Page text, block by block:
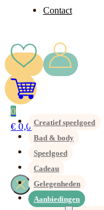
Contact
0
€ 0,00Creatief speelgoed
Bad & body
Speelgoed
Cadeau
Gelegenheden
Aanbiedingen